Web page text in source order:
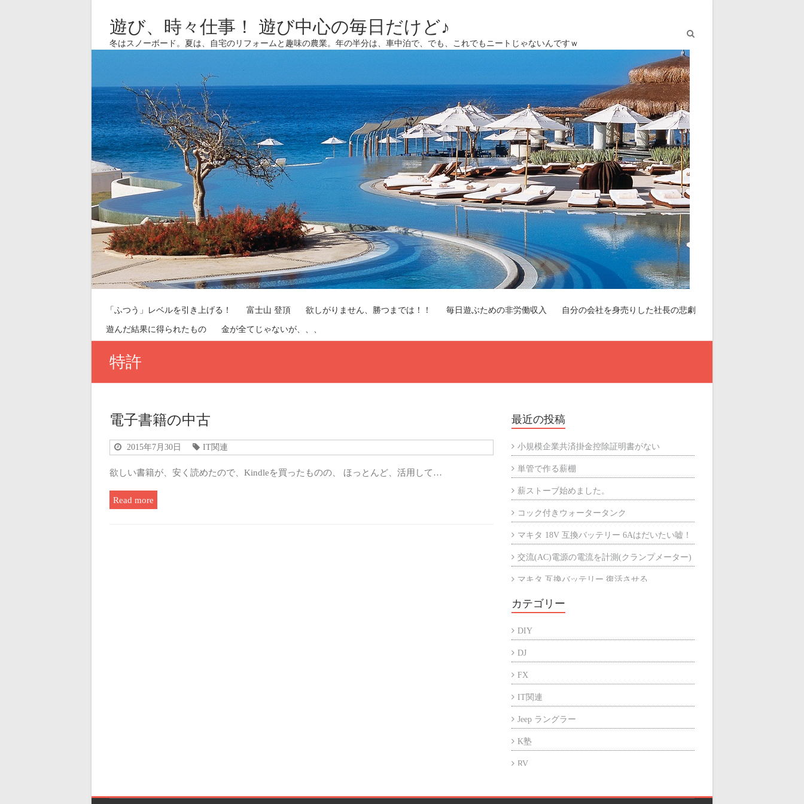
遊び、時々仕事！ 遊び中心の毎日だけど♪
冬はスノーボード。夏は、自宅のリフォームと趣味の農業。年の半分は、車中泊で、でも、これでもニートじゃないんですｗ
「ふつう」レベルを引き上げる！ 富士山 登頂 欲しがりません、勝つまでは！！ 毎日遊ぶための非労働収入 自分の会社を身売りした社長の悲劇
遊んだ結果に得られたもの 金が全てじゃないが、、、
特許
電子書籍の中古
2015年7月30日 IT関連
欲しい書籍が、安く読めたので、Kindleを買ったものの、 ほっとんど、活用して…
Read more
最近の投稿
小規模企業共済掛金控除証明書がない
単管で作る薪棚
薪ストーブ始めました。
コック付きウォータータンク
マキタ 18V 互換バッテリー 6Aはだいたい嘘！
交流(AC)電源の電流を計測(クランプメーター)
マキタ 互換バッテリー 復活させる
マキタ 互換バッテリーが充電できない
カテゴリー
DIY
DJ
FX
IT関連
Jeep ラングラー
K塾
RV